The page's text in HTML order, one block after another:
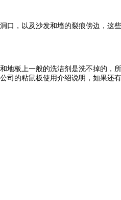
，以及沙发和墙的裂痕傍边，这
板上一般的洗洁剂是洗不掉的，
的粘鼠板使用介绍说明，如果还